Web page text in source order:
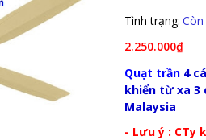
Tình trạng:
2.250.000₫
Quạt trần 4
khiển từ xa 3
Malaysia
- Lưu ý : CTy